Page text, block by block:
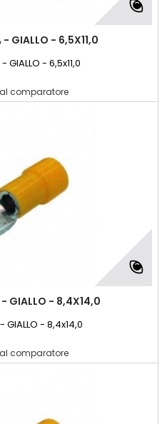
- GIALLO - 6,5X11,0
- 6,5x11,0
comparatore
- GIALLO - 8,4X14,0
- 8,4x14,0
comparatore